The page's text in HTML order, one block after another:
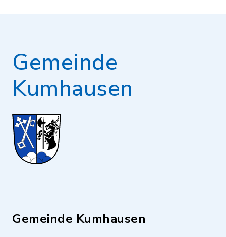
Gemeinde
Kumhausen
Gemeinde Kumhausen